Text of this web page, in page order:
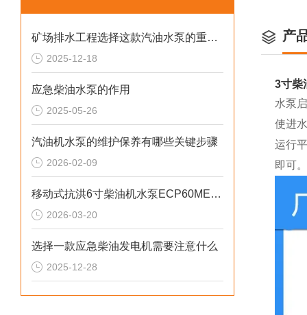
矿场排水工程选择这款汽油水泵的重要性
2025-12-18
应急柴油水泵的作用
2025-05-26
汽油机水泵的维护保养有哪些关键步骤
2026-02-09
移动式抗洪6寸柴油机水泵ECP60ME产品介绍
2026-03-20
选择一款应急柴油发电机需要注意什么
2025-12-28
产
3寸柴
水泵
使进
运行
即可